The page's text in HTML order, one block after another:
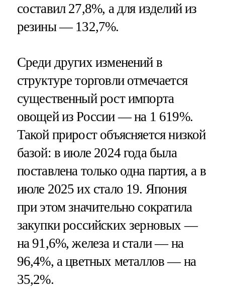
составил 27,8%, а для изделий из
резины — 132,7%.
Среди других изменений в
структуре торговли отмечается
существенный рост импорта
овощей из России — на 1 619%.
Такой прирост объясняется низкой
базой: в июле 2024 года была
поставлена только одна партия, а в
июле 2025 их стало 19. Япония
при этом значительно сократила
закупки российских зерновых —
на 91,6%, железа и стали — на
96,4%, а цветных металлов — на
35,2%.